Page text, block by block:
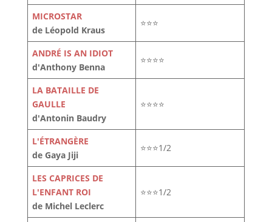
MICROSTAR
de Léopold Kraus
⭐⭐⭐
ANDRÉ IS AN IDIOT
d'Anthony Benna
⭐⭐⭐⭐
LA BATAILLE DE
GAULLE
d'Antonin Baudry
⭐⭐⭐⭐
L'ÉTRANGÈRE
de Gaya Jiji
⭐⭐⭐1/2
LES CAPRICES DE
L'ENFANT ROI
de Michel Leclerc
⭐⭐⭐1/2